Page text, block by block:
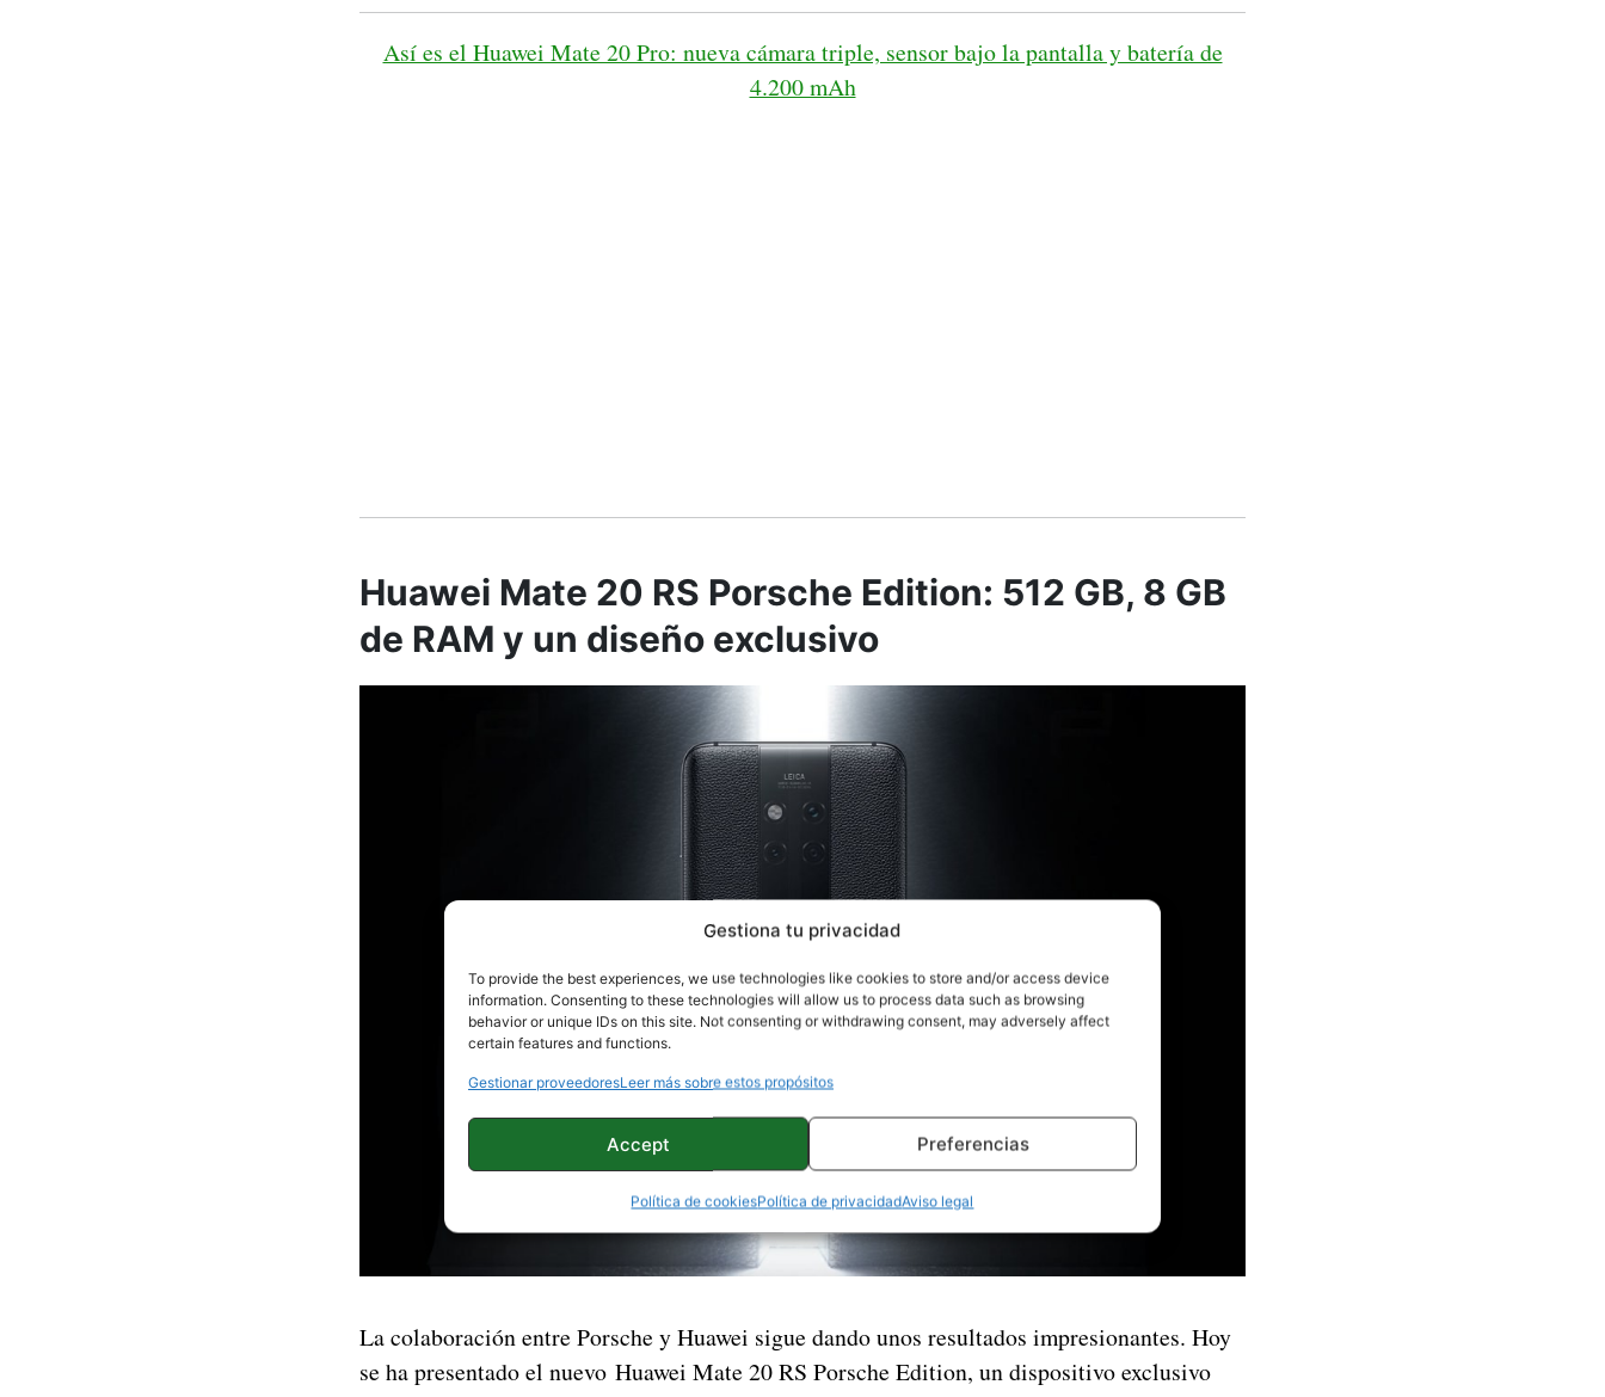
Gestiona tu privacidad
To provide the best experiences, we use technologies like cookies to store and/or access device
information. Consenting to these technologies will allow us to process data such as browsing
behavior or unique IDs on this site. Not consenting or withdrawing consent, may adversely affect
certain features and functions.
Gestionar proveedoresLeer más sobre estos propósitos
Accept Preferencias
Política de cookiesPolítica de privacidadAviso legal
Así es el Huawei Mate 20 Pro: nueva cámara triple, sensor bajo la pantalla y batería de
4.200 mAh
Huawei Mate 20 RS Porsche Edition: 512 GB, 8 GB
de RAM y un diseño exclusivo
La colaboración entre Porsche y Huawei sigue dando unos resultados impresionantes. Hoy
se ha presentado el nuevo Huawei Mate 20 RS Porsche Edition, un dispositivo exclusivo